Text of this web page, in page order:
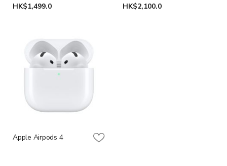
HK$1,499.0 HK$2,100.0
Apple Airpods 4